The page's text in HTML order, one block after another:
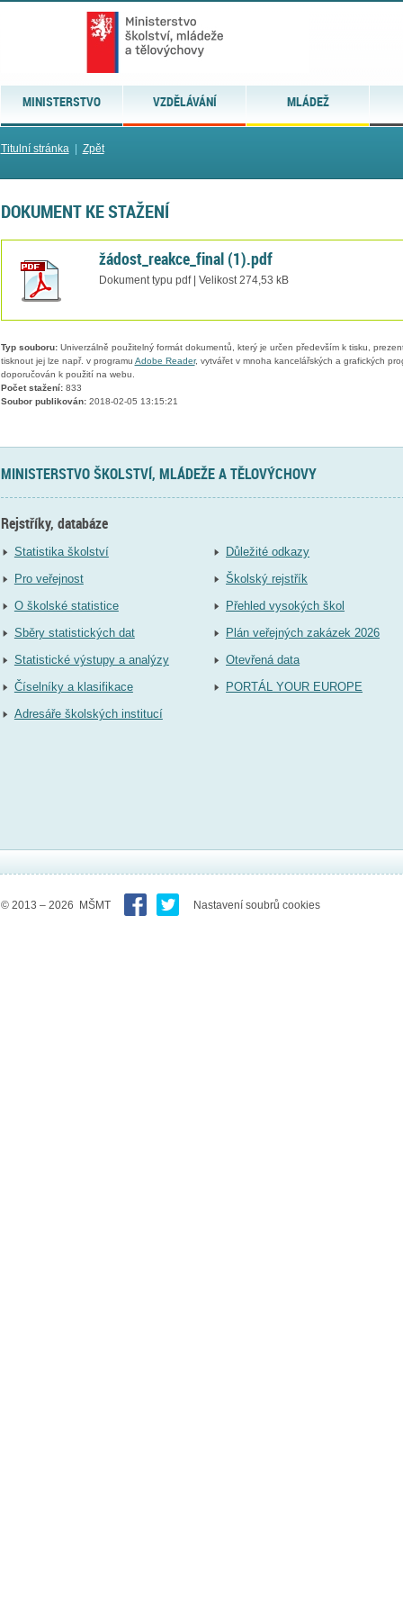
MINISTERSTVO VZDĚLÁVÁNÍ MLÁDEŽ
Titulní stránka| Zpět
DOKUMENT KE STAŽENÍ
žádost_reakce_final (1).pdf
Dokument typu pdf | Velikost 274,53 kB
Typ souboru:Univerzálně použitelný formát dokumentů, který je určen především k tisku,
tisknout jej lze např. v programu Adobe Reader, vytvářet v mnoha kancelářských a grafických
doporučován k použití na webu.
Počet stažení:833
Soubor publikován:2018-02-05 13:15:21
MINISTERSTVO ŠKOLSTVÍ, MLÁDEŽE A TĚLOVÝCHOVY
Rejstříky, databáze
Statistika školství
Pro veřejnost
O školské statistice
Sběry statistických dat
Statistické výstupy a analýzy
Číselníky a klasifikace
Adresáře školských institucí
Důležité odkazy
Školský rejstřík
Přehled vysokých škol
Plán veřejných zakázek 2026
Otevřená data
PORTÁL YOUR EUROPE
© 2013 – 2026 MŠMT Nastavení soubrů cookies